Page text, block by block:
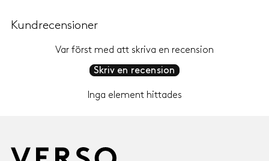
Kundrecensioner
Var först med att skriva en recension
Skriv en recension
Inga element hittades